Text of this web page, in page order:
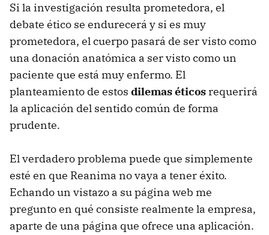
Si la investigación resulta prometedora, el
debate ético se endurecerá y si es muy
prometedora, el cuerpo pasará de ser visto como
una donación anatómica a ser visto como un
paciente que está muy enfermo. El
planteamiento de estos dilemas éticos requerirá
la aplicación del sentido común de forma
prudente.
El verdadero problema puede que simplemente
esté en que Reanima no vaya a tener éxito.
Echando un vistazo a su página web me
pregunto en qué consiste realmente la empresa,
aparte de una página que ofrece una aplicación.